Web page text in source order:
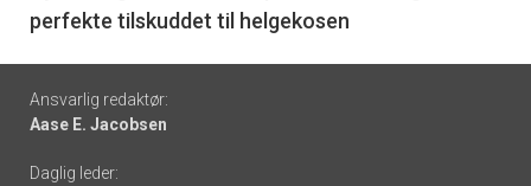
perfekte tilskuddet til helgekosen
Footer
-
Ansvarlig redaktør:
Aase E. Jacobsen
Daglig leder: